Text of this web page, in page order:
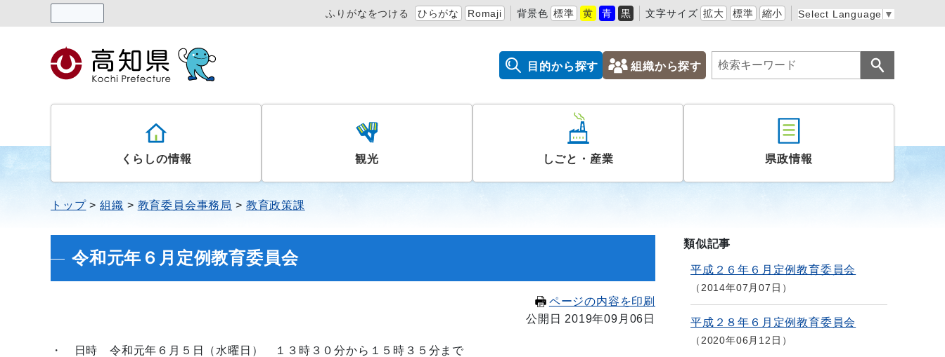
ふりがなをつける ひらがな Romaji 背景色 標準 黄 青 黒 文字サイズ 拡大 標準 縮小 Select Language ▼
目的から探す 組織から探す
くらしの情報 観光 しごと・産業 県政情報
トップ 組織 教育委員会事務局 教育政策課
令和元年６月定例教育委員会
ページの内容を印刷
公開日 2019年09月06日
・
日時 令和元年６月５日（水曜日） １３時３０分から１５時３５分まで
類似記事
平成２６年６月定例教育委員会
2014年07月07日
平成２８年６月定例教育委員会
2020年06月12日